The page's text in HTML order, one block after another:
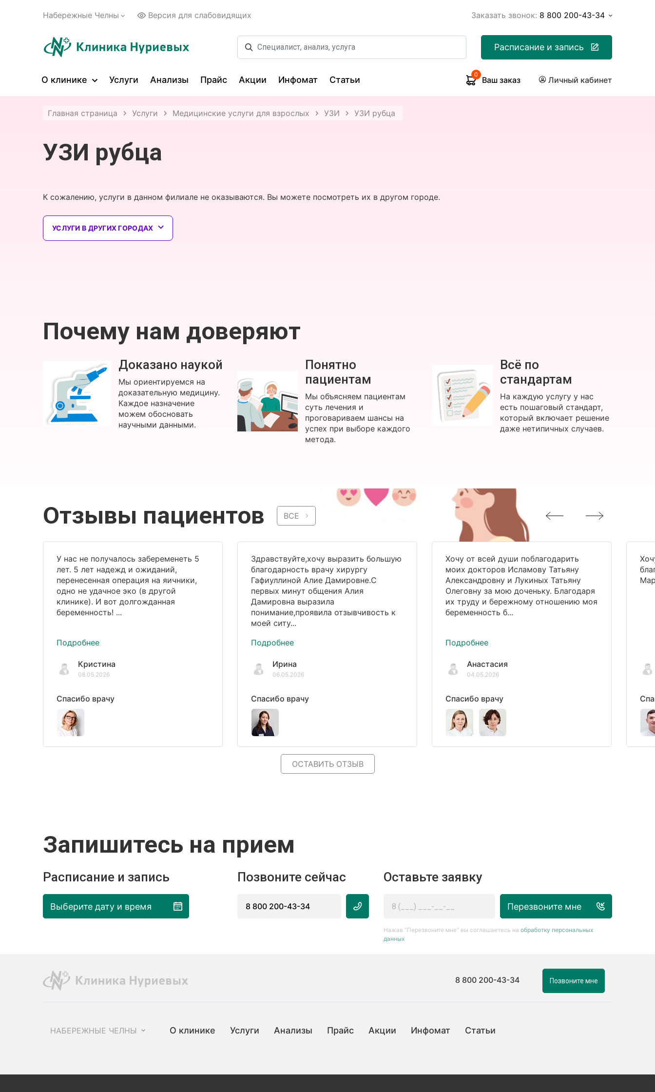
Набережные Челны Версия для слабовидящих Заказать звонок: 8 800 200-43-34
Расписание и запись
О клинике Услуги Анализы Прайс Акции Инфомат Статьи
0
Ваш заказ Личный кабинет
Главная страница Услуги Медицинские услуги для взрослых УЗИ УЗИ рубца
УЗИ рубца
К сожалению, услуги в данном филиале не оказываются. Вы можете посмотреть их в другом городе.
УСЛУГИ В ДРУГИХ ГОРОДАХ
Почему нам доверяют
Доказано наукой
Мы ориентируемся на
доказательную медицину.
Каждое назначение
можем обосновать
научными данными.
Понятно
пациентам
Мы объясняем пациентам
суть лечения и
проговариваем шансы на
успех при выборе каждого
метода.
Всё по
стандартам
На каждую услугу у нас
есть пошаговый стандарт,
который включает решение
даже нетипичных случаев.
Отзывы пациентов ВСЕ
У нас не получалось забеременеть 5
лет. 5 лет надежд и ожиданий,
перенесенная операция на яичники,
одно не удачное эко (в другой
клинике). И вот долгожданная
беременность! ...
Подробнее
Кристина
08.05.2026
Спасибо врачу
Здравствуйте,хочу выразить большую
благодарность врачу хирургу
Гафиуллиной Алие Дамировне.С
первых минут общения Алия
Дамировна выразила
понимание,проявила отзывчивость к
моей ситу...
Подробнее
Ирина
06.05.2026
Спасибо врачу
Хочу от всей души поблагодарить
моих докторов Исламову Татьяну
Александровну и Лукиных Татьяну
Олеговну за мою доченьку. Благодаря
их труду и бережному отношению моя
беременность б...
Подробнее
Анастасия
04.05.2026
Спасибо врачу
ОСТАВИТЬ ОТЗЫВ
Запишитесь на прием
Расписание и запись
Выберите дату и время
Позвоните сейчас
8 800 200-43-34
Оставьте заявку
Перезвоните мне
Нажав “Перезвоните мне” вы соглашаетесь на обработку персональных
данных
8 800 200-43-34 Позвоните мне
НАБЕРЕЖНЫЕ ЧЕЛНЫ О клинике Услуги Анализы Прайс Акции Инфомат Статьи